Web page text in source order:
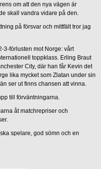
om att den nya vägen är
skall vandra vidare på den.
på försvar och mittfält tror jag
3-förlusten mot Norge: vårt
toppklass. Erling Braut
City, där han får Kevin det
lika mycket som Zlatan under sin
ser ut finns chansen att vinna.
till förväntningarna.
åt matchrepriser och
spelare, god sömn och en